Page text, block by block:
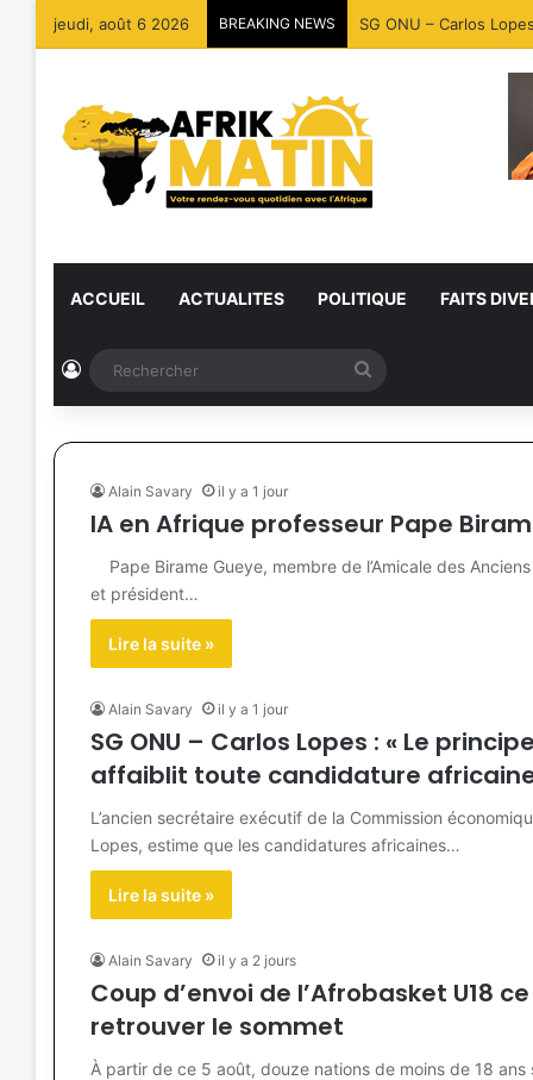
jeudi, août 6 2026 BREAKING NEWS SG ONU – Carlos
ACCUEIL ACTUALITES POLITIQUE FAITS
Connexion
Alain Savary il y a 1 jour
IA en Afrique professeur Pape
Pape Birame Gueye, membre de l’Amicale des
et président…
Lire la suite »
Alain Savary il y a 1 jour
SG ONU – Carlos Lopes : « Le
affaiblit toute candidature
L’ancien secrétaire exécutif de la Commission
Lopes, estime que les candidatures africaines…
Lire la suite »
Alain Savary il y a 2 jours
Coup d’envoi de l’Afrobasket U18
retrouver le sommet
À partir de ce 5 août, douze nations de moins de 18